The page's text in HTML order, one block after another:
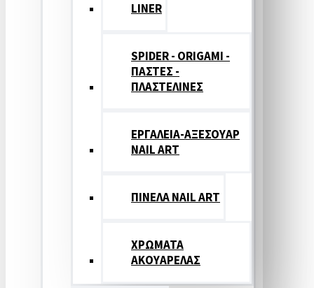
LINER
SPIDER - ORIGAMI -
ΠΑΣΤΕΣ -
ΠΛΑΣΤΕΛΙΝΕΣ
ΕΡΓΑΛΕΙΑ-ΑΞΕΣΟΥΑΡ
NAIL ART
ΠΙΝΕΛΑ NAIL ART
ΧΡΩΜΑΤΑ
ΑΚΟΥΑΡΕΛΑΣ